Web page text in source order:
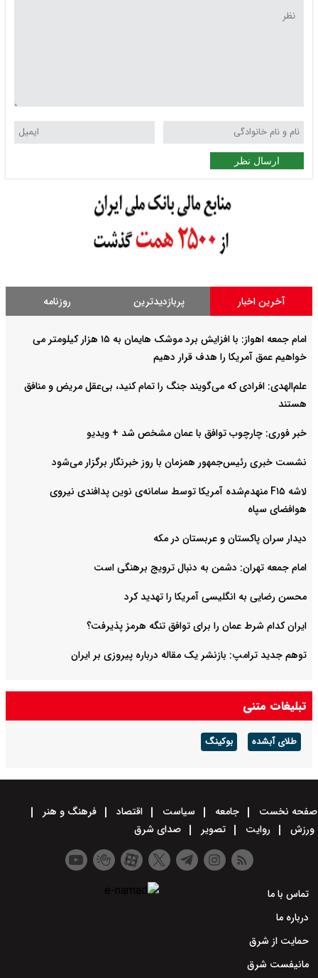
ارسال نظر
آخرین اخبار پربازدیدترین روزنامه
امام‌ جمعه اهواز: با افزایش برد موشک هایمان به ۱۵ هزار کیلومتر می
خواهیم عمق آمریکا را هدف قرار دهیم
علم‌الهدی: افرادی که می‌گویند جنگ را تمام کنید، بی‌عقل مریض و منافق
هستند
خبر فوری: چارچوب توافق با عمان مشخص شد + ویدیو
نشست خبری رئیس‌جمهور همزمان با روز خبرنگار برگزار می‌شود
لاشه F۱۵ منهدم‌شده آمریکا توسط سامانه‌ی نوین پدافندی نیروی
هوافضای سپاه
دیدار سران پاکستان و عربستان در مکه
امام جمعه تهران: دشمن به دنبال ترویج برهنگی است
محسن رضایی به انگلیسی آمریکا را تهدید کرد
ایران کدام شرط عمان را برای توافق تنگه هرمز پذیرفت؟
توهم جدید ترامپ: بازنشر یک مقاله درباره پیروزی بر ایران
تبلیغات متنی
طلای آبشده بوکینگ
صفحه نخست جامعه سیاست اقتصاد
فرهنگ و هنر
ورزش
روایت تصویر صدای شرق
تماس با ما
درباره ما
حمایت از شرق
مانیفست شرق